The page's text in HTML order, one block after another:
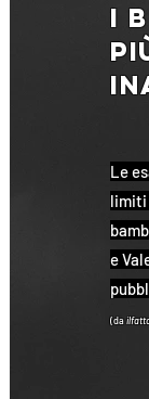
i
Le
limiti
e
(da